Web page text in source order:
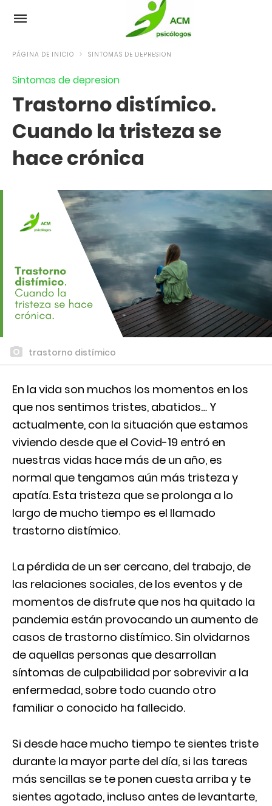
PÁGINA DE INICIO SINTOMAS DE DEPRESION
Sintomas de depresion
Trastorno distímico.
Cuando la tristeza se
hace crónica
trastorno distímico
En la vida son muchos los momentos en los
que nos sentimos tristes, abatidos… Y
actualmente, con la situación que estamos
viviendo desde que el Covid-19 entró en
nuestras vidas hace más de un año, es
normal que tengamos aún más tristeza y
apatía. Esta tristeza que se prolonga a lo
largo de mucho tiempo es el llamado
trastorno distímico.
La pérdida de un ser cercano, del trabajo, de
las relaciones sociales, de los eventos y de
momentos de disfrute que nos ha quitado la
pandemia están provocando un aumento de
casos de trastorno distímico. Sin olvidarnos
de aquellas personas que desarrollan
síntomas de culpabilidad por sobrevivir a la
enfermedad, sobre todo cuando otro
familiar o conocido ha fallecido.
Si desde hace mucho tiempo te sientes triste
durante la mayor parte del día, si las tareas
más sencillas se te ponen cuesta arriba y te
sientes agotado, incluso antes de levantarte,